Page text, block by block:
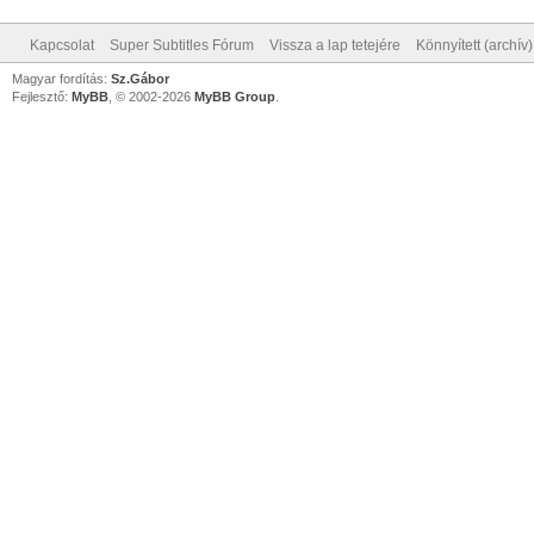
Kapcsolat Super Subtitles Fórum Vissza a lap tetejére Könnyített
Magyar fordítás: Sz.Gábor
Fejlesztő: MyBB , © 2002-2026 MyBB Group